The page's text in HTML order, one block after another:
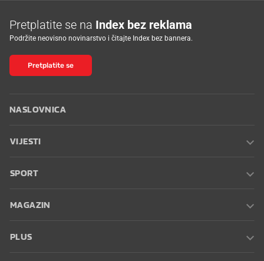
Pretplatite se na Index bez reklama
Podržite neovisno novinarstvo i čitajte Index bez bannera.
Pretplatite se
NASLOVNICA
VIJESTI
SPORT
MAGAZIN
PLUS